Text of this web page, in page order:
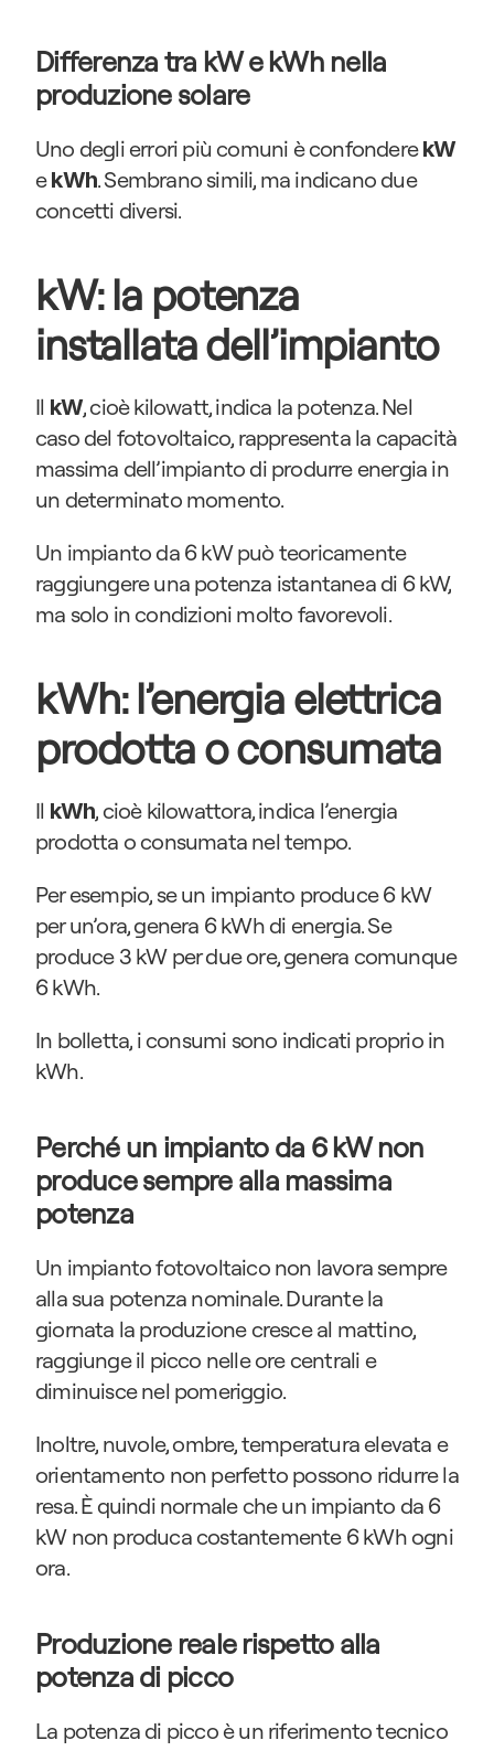
Differenza tra kW e kWh nella
produzione solare
Uno degli errori più comuni è confondere kW
e kWh. Sembrano simili, ma indicano due
concetti diversi.
kW: la potenza
installata dell’impianto
Il kW, cioè kilowatt, indica la potenza. Nel
caso del fotovoltaico, rappresenta la capacità
massima dell’impianto di produrre energia in
un determinato momento.
Un impianto da 6 kW può teoricamente
raggiungere una potenza istantanea di 6 kW,
ma solo in condizioni molto favorevoli.
kWh: l’energia elettrica
prodotta o consumata
Il kWh, cioè kilowattora, indica l’energia
prodotta o consumata nel tempo.
Per esempio, se un impianto produce 6 kW
per un’ora, genera 6 kWh di energia. Se
produce 3 kW per due ore, genera comunque
6 kWh.
In bolletta, i consumi sono indicati proprio in
kWh.
Perché un impianto da 6 kW non
produce sempre alla massima
potenza
Un impianto fotovoltaico non lavora sempre
alla sua potenza nominale. Durante la
giornata la produzione cresce al mattino,
raggiunge il picco nelle ore centrali e
diminuisce nel pomeriggio.
Inoltre, nuvole, ombre, temperatura elevata e
orientamento non perfetto possono ridurre la
resa. È quindi normale che un impianto da 6
kW non produca costantemente 6 kWh ogni
ora.
Produzione reale rispetto alla
potenza di picco
La potenza di picco è un riferimento tecnico